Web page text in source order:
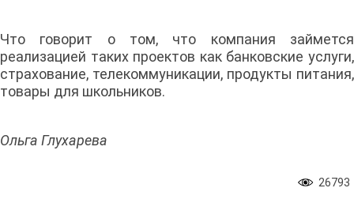
Что говорит о том, что компания займется
реализацией таких проектов как банковские услуги,
страхование, телекоммуникации, продукты питания,
товары для школьников.
Ольга Глухарева
26793